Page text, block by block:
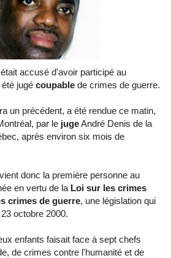
accusé d'avoir participé au
jugé coupable de crimes de guerre.
un précédent, a été rendue ce matin,
par le jugeAndré Denis de la
après environ six mois de
donc la première personne au
en vertu de la Loi sur les crimes
crimes de guerre, une législation qui
octobre 2000.
enfants faisait face à sept chefs
de crimes contre l'humanité et de